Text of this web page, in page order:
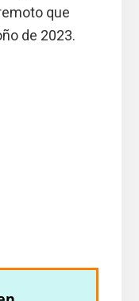
que
de 2023.